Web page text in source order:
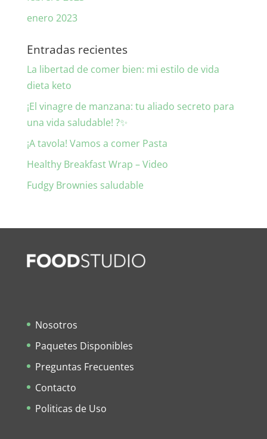
enero 2023
Entradas recientes
La libertad de comer bien: mi estilo de vida
dieta keto
¡El vinagre de manzana: tu aliado secreto para
una vida saludable! ?✨
¡A tavola! Vamos a comer Pasta
Healthy Breakfast Wrap – Video
Fudgy Brownies saludable
Nosotros
Paquetes Disponibles
Preguntas Frecuentes
Contacto
Politicas de Uso